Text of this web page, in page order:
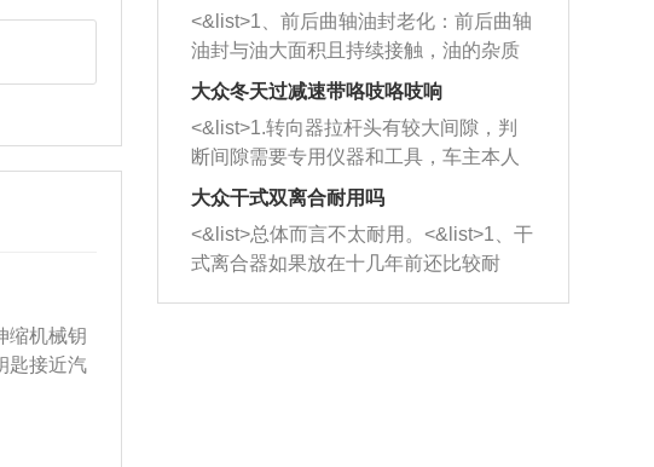
缩机械钥
匙接近汽
控钥匙
内的电
西取出来。但如果是因为积碳过多引起
的堵塞，就需要将三元催化器泡在草酸
洗剂对堵塞的情况得到解决，将清洗剂
放在燃油箱中，与燃油混合后，车辆启
动时，就可以和汽油一起进入到燃烧
室，最后形成废气排出，就可以让三元
催化器得到清洗，排气管堵塞的情况就
能够得到解决。
一圈半的练习，往右同样也要打相同的
圈数。 <&list>3、最后强调要反复练
习，这样就可以形成肌肉记忆，在真实
驾驶车辆时，不需要记忆也能打好方
向。
<&list>1、前后曲轴油封老化：前后曲轴
油封与油大面积且持续接触，油的杂质
和发动机内持续温度变化使其密封效果
逐渐减弱，导致渗油或漏油。<&list>2、
活塞间隙过大：积碳会使活塞环与缸体
的间隙扩大，导致机油流入燃烧室中，
造成烧机油。<&list>3、机油粘度。使用
机油粘度过小的话，同样会有烧机油现
象，机油粘度过小具有很好的流动性，
大众冬天过减速带咯吱咯吱响
<&list>1.转向器拉杆头有较大间隙，判
断间隙需要专用仪器和工具，车主本人
无法制作，需要将车辆送到修理厂或4s
店；<&list>2.车辆半轴套管防尘罩破
裂，破裂后会出现漏油现象，使半轴磨
损严重，磨损的半轴容易损坏，产生异
响；<&list>3.稳定器的转向胶套和球头
大众干式双离合耐用吗
<&list>总体而言不太耐用。<&list>1、干
式离合器如果放在十几年前还比较耐